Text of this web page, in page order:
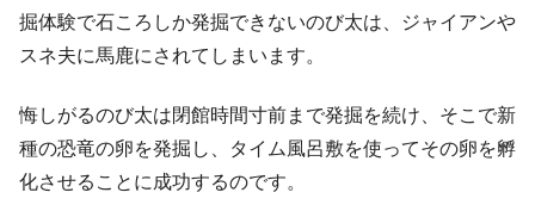
掘体験で石ころしか発掘できないのび太は、ジャイアンや
スネ夫に馬鹿にされてしまいます。
悔しがるのび太は閉館時間寸前まで発掘を続け、そこで新
種の恐竜の卵を発掘し、タイム風呂敷を使ってその卵を孵
化させることに成功するのです。